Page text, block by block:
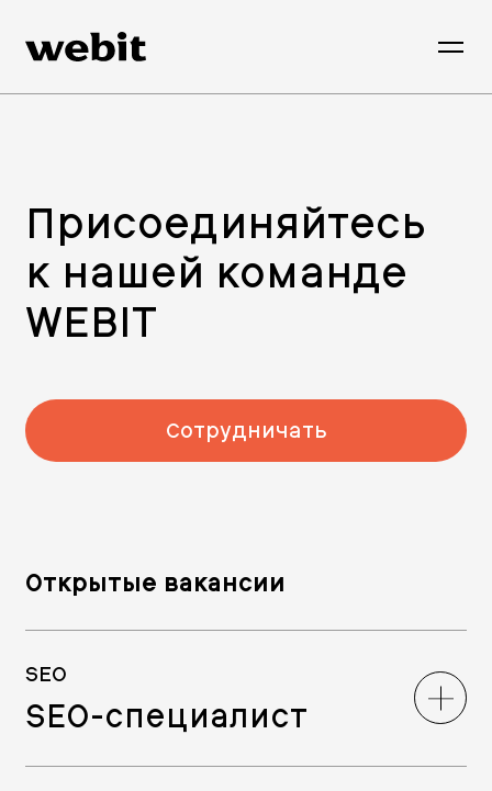
Присоединяйтесь
к нашей команде
WEBIT
Сотрудничать
Открытые вакансии
SEO
SEO-специалист